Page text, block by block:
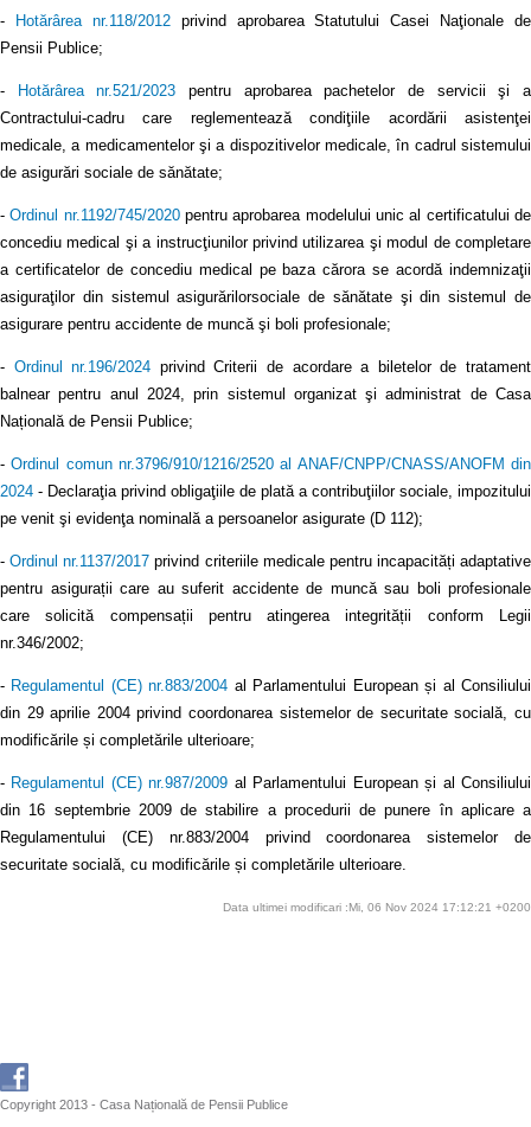
- Hotărârea nr.118/2012privind aprobarea Statutului Casei Naţionale de
Pensii Publice;
- Hotărârea nr.521/2023 pentru aprobarea pachetelor de servicii şi a
Contractului-cadru care reglementează condiţiile acordării asistenţei
medicale, a medicamentelor şi a dispozitivelor medicale, în cadrul sistemului
de asigurări sociale de sănătate;
-Ordinul nr.1192/745/2020pentru aprobarea modelului unic al certificatului de
concediu medical şi a instrucţiunilor privind utilizarea şi modul de completare
a certificatelor de concediu medical pe baza cărora se acordă indemnizaţii
asiguraţilor din sistemul asigurărilorsociale de sănătate şi din sistemul de
asigurare pentru accidente de muncă şi boli profesionale;
- Ordinul nr.196/2024 privind Criterii de acordare a biletelor de tratament
balnear pentru anul 2024, prin sistemul organizat şi administrat de Casa
Națională de Pensii Publice;
-Ordinul comun nr.3796/910/1216/2520 al ANAF/CNPP/CNASS/ANOFM din
2024 - Declaraţia privind obligaţiile de plată a contribuţiilor sociale, impozitului
pe venit şi evidenţa nominală a persoanelor asigurate (D 112);
-Ordinul nr.1137/2017 privind criteriile medicale pentru incapacități adaptative
pentru asigurații care au suferit accidente de muncă sau boli profesionale
care solicită compensații pentru atingerea integrității conform Legii
nr.346/2002;
- Regulamentul (CE) nr.883/2004 al Parlamentului European și al Consiliului
din 29 aprilie 2004 privind coordonarea sistemelor de securitate socială, cu
modificările și completările ulterioare;
- Regulamentul (CE) nr.987/2009 al Parlamentului European și al Consiliului
din 16 septembrie 2009 de stabilire a procedurii de punere în aplicare a
Regulamentului (CE) nr.883/2004 privind coordonarea sistemelor de
securitate socială, cu modificările și completările ulterioare.
Data ultimei modificari :Mi, 06 Nov 2024 17:12:21 +0200
Copyright 2013 - Casa Națională de Pensii Publice